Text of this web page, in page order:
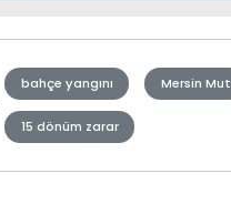
bahçe yangını Mersin Mut
15 dönüm zarar